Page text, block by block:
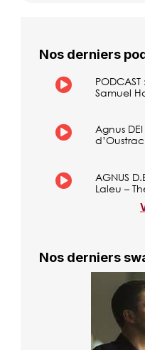
Nos derniers
Samuel
Agnus
AGNUS
Laleu –
Nos derniers